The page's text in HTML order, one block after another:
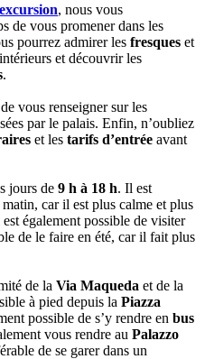
excursion, nous vous
de vous promener dans les
pourrez admirer les fresques et
et découvrir les
.
vous renseigner sur les
par le palais. Enfin, n’oubliez
et les tarifs d’entrée avant
jours de 9 h à 18 h. Il est
car il est plus calme et plus
également possible de visiter
de le faire en été, car il fait plus
de la Via Maqueda et de la
à pied depuis la Piazza
possible de s’y rendre en bus
vous rendre au Palazzo
de se garer dans un